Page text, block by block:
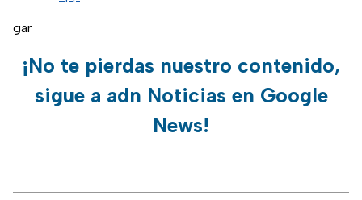
gar
¡No te pierdas nuestro contenido,
sigue a adn Noticias en Google
News!